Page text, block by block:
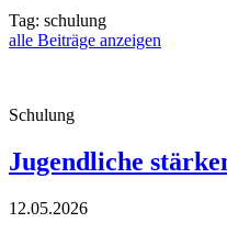
Tag: schulung
alle Beiträge anzeigen
Schulung
Jugendliche
12.05.2026